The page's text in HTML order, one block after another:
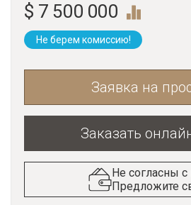
$ 7 500 000
Не берем комиссию!
Заявка на
Заказать
Не согласны с
Предложите